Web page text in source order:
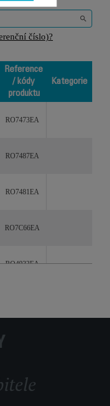
číslo)?
Reference
/ kódy
produktu
Kategorie
/ kódy
RO7473EA
RO7487EA
RO7481EA
RO7C66EA
RO4933EA